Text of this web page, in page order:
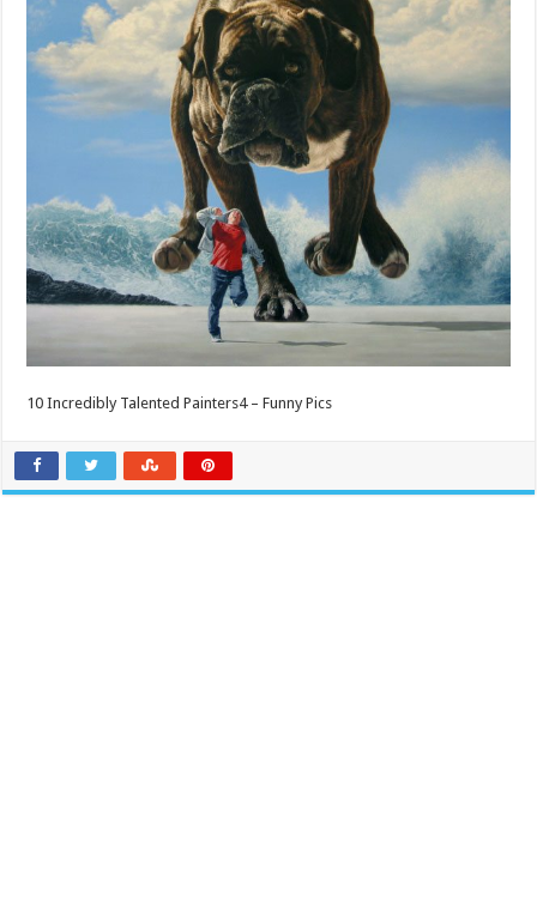
10 Incredibly Talented Painters4 – Funny Pics